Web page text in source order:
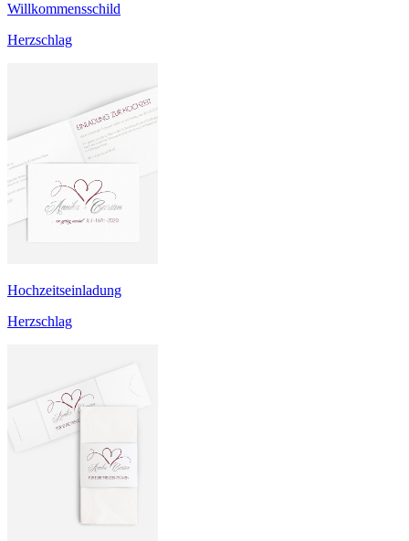
Willkommensschild
Herzschlag
Hochzeitseinladung
Herzschlag